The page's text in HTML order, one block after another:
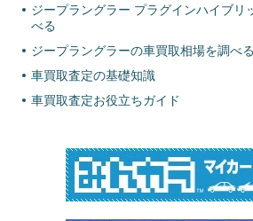
ジープラングラー プラグインハイブリ
べる
ジープラングラーの車買取相場を調べる
車買取査定の基礎知識
車買取査定お役立ちガイド